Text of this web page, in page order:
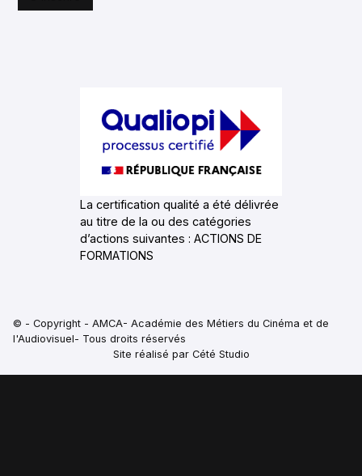
La certification qualité a été délivrée
au titre de la ou des catégories
d’actions suivantes : ACTIONS DE
FORMATIONS
© - Copyright - AMCA- Académie des Métiers du Cinéma et de
l'Audiovisuel- Tous droits réservés
Site réalisé par Cété Studio